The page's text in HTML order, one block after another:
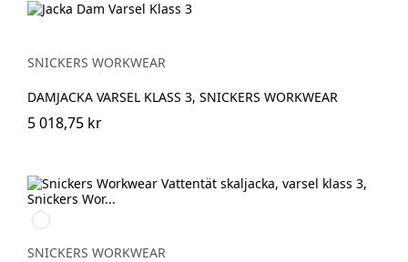
SNICKERS WORKWEAR
DAMJACKA VARSEL KLASS 3, SNICKERS WORKWEAR
5 018,75 kr
High
vis
yellow/Navy
SNICKERS WORKWEAR